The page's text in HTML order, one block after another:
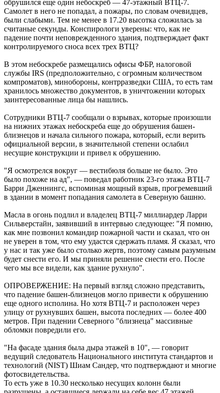
обрушился еще один небоскреб — 47-этажный ВТЦ-7.
Самолет в него не попадал, а пожары, по словам очевидцев,
были слабыми. Тем не менее в 17.20 высотка сложилась за
считаные секунды. Конспирологи уверены: что, как не
падение почти неповрежденного здания, подтверждает факт
контролируемого сноса всех трех ВТЦ?
В этом небоскребе размещались офисы ФБР, налоговой
службы IRS (предположительно, с огромным количеством
компроматов), минобороны, контрразведки США, то есть там
хранилось множество документов, в уничтожении которых
заинтересованные лица бы нашлись.
Сотрудники ВТЦ-7 сообщали о взрывах, которые произошли
на нижних этажах небоскреба еще до обрушения башен-
близнецов и начала сильного пожара, который, если верить
официальной версии, в значительной степени ослабил
несущие конструкции и привел к обрушению.
"Я осмотрелся вокруг — вестибюля больше не было. Это
было похоже на ад", — поведал работник 23-го этажа ВТЦ-7
Барри Дженнингс, вспоминая мощный взрыв, прогремевший
в здании в момент попадания самолета в Северную башню.
Масла в огонь подлил и владелец ВТЦ-7 миллиардер Ларри
Сильверстайн, заявивший в интервью следующее: "Я помню,
как мне позвонил командир пожарной части и сказал, что он
не уверен в том, что ему удастся сдержать пламя. Я сказал, что
у нас и так уже было столько жертв, поэтому самым разумным
будет снести его. И мы приняли решение снести его. После
чего мы все видели, как здание рухнуло".
ОПРОВЕРЖЕНИЕ: На первый взгляд сложно представить,
что падение башен-близнецов могло привести к обрушению
еще одного исполина. Но хотя ВТЦ-7 и расположен через
улицу от рухнувших башен, высота последних — более 400
метров. При падении Северного "близнеца" массивные
обломки повредили его.
"На фасаде здания была дыра этажей в 10", — говорит
ведущий следователь Национального института стандартов и
технологий (NIST) Шиам Сандер, что подтверждают и многие
фотосвидетельства.
То есть уже в 10.30 несколько несущих колонн были